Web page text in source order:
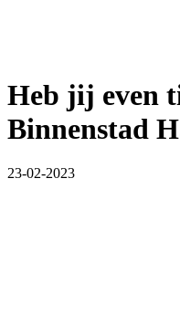
Heb jij even
Binnenstad
23-02-2023